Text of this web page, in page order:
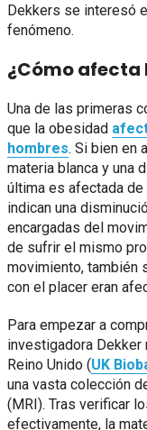
Dekkers se interesó
fenómeno.
¿Cómo afecta
Una de las primeras
que la obesidad
hombres. Si bien en
materia blanca y una
última es afectada
indican una
encargadas del
de sufrir el mismo
movimiento, también
con el placer eran
Para empezar a
investigadora
Reino Unido (UK
una vasta colección
(MRI). Tras verificar
efectivamente, la